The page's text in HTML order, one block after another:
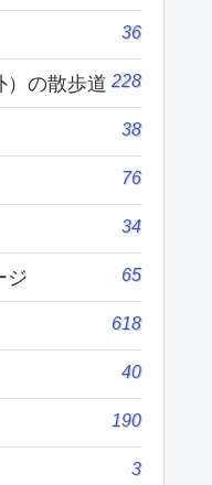
36
）の散歩道 228
38
76
34
ジ 65
618
40
190
3